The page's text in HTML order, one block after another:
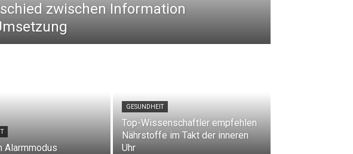
zwischen Information
Alarmmodus
GESUNDHEIT
Top-Wissenschaftler empfehlen
Nährstoffe im Takt der inneren
Uhr